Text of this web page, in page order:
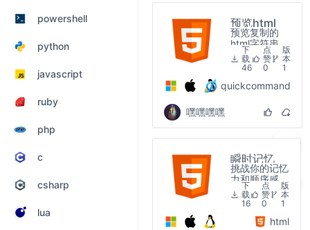
powershell
python
javascript
ruby
php
c
csharp
lua
预览html
预览复制的
html字符串
下
载
46
点
赞
0
版
本
1
quickcommand
嘿嘿嘿嘿
瞬时记忆
挑战你的记忆
力和顺序感，
按从小到大的
顺序点击圆圈
字，逐步提升
下
载
16
点
赞
0
版
本
1
html